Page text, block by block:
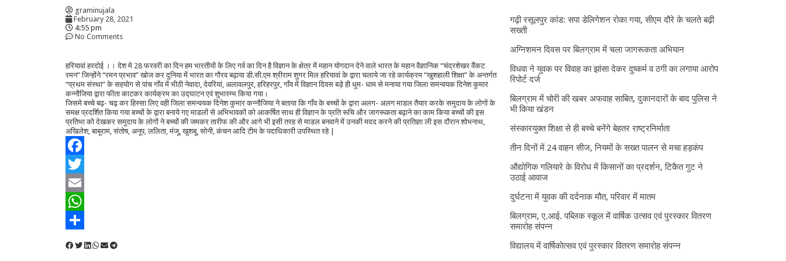
graminujala
February 28, 2021
4:55 pm
No Comments
हरियावां हरदोई ।। देश मे 28 फरवरी का दिन हम भारतीयों के लिए गर्व का दिन है विज्ञान के क्षेत्र में महान योगदान देने वाले भारत के महान वैज्ञानिक “चंद्रशेखर वैंकट
रमन” जिन्होंने “रमन प्रभाव” खोज कर दुनिया में भारत का गौरव बढ़ाया डी.सी.एम श्रीराम शुगर मिल हरियावां के द्वारा चलाये जा रहे कार्यक्रम “खुशहाली शिक्षा” के अन्तर्गत
“प्रथम संस्था” के सहयोग से पांच गाँव में भीठी नेवादा, देवरियां, अलावलपुर, हरिहरपुर, गाँव में विज्ञान दिवस बड़े ही धूम- धाम से मनाया गया जिला समन्वयक दिनेश कुमार
कन्नौजिया द्वारा फीता काटकर कार्यक्रम का उद्घाटन एवं शुभारम्भ किया गया।
जिसमे बच्चे बढ़- चढ़ कर हिस्सा लिए वही जिला समन्वयक दिनेश कुमार कन्नौजिया ने बताया कि गाँव के बच्चों के द्वारा अलग- अलग माडल तैयार करके समुदाय के लोगों के
समक्ष प्रदर्शित किया गया बच्चों के द्वारा बनाये गए माडलों से अभिभावकों को आकर्षित साथ ही विज्ञान के प्रति रूचि और जागरूकता बढ़ाने का काम किया बच्चों की इस
प्रतिभा को देखकर समुदाय के लोगों ने बच्चों की जमकर तारीफ की और आगे भी इसी तरह से माडल बनवाने में उनकी मदद करने की प्रतिज्ञा ली इस दौरान शोभनाथ,
अखिलेश, बाबूराम, संतोष, अनूप, ललिता, मंजू, खुशबू, सोनी, कंचन आदि टीम के पदाधिकारी उपस्थित रहे |
Facebook
Twitter
Email
WhatsApp
गढ़ी रसूलपुर कांड: सपा डेलिगेशन रोका गया, सीएम दौरे के चलते बढ़ी
सख्ती
अग्निशमन दिवस पर बिलग्राम में चला जागरूकता अभियान
विधवा ने युवक पर विवाह का झांसा देकर दुष्कर्म व ठगी का लगाया आरोप
रिपोर्ट दर्ज
बिलग्राम में चोरी की खबर अफवाह साबित, दुकानदारों के बाद पुलिस ने
भी किया खंडन
संस्कारयुक्त शिक्षा से ही बच्चे बनेंगे बेहतर राष्ट्रनिर्माता
तीन दिनों में 24 वाहन सीज, नियमों के सख्त पालन से मचा हड़कंप
औद्योगिक गलियारे के विरोध में किसानों का प्रदर्शन, टिकैत गुट ने
उठाई आवाज
दुर्घटना में युवक की दर्दनाक मौत, परिवार में मातम
बिलग्राम, ए.आई. पब्लिक स्कूल में वार्षिक उत्सव एवं पुरस्कार वितरण
समारोह संपन्न
विद्यालय में वार्षिकोत्सव एवं पुरस्कार वितरण समारोह संपन्न